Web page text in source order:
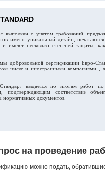
выполнен с учетом требований,
имеют уникальный дизайн,
и имеют несколько степеней защиты,
добровольной сертификации Евро-
числе и иностранными компаниями ,
Стандарт выдается по итогам работ
подтверждающим соответствие
нормативных документов.
на проведение
можно подать,